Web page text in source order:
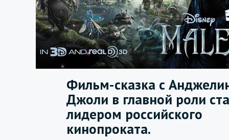
Фильм-сказка с
Джоли в главной роли
лидером российского
кинопроката.